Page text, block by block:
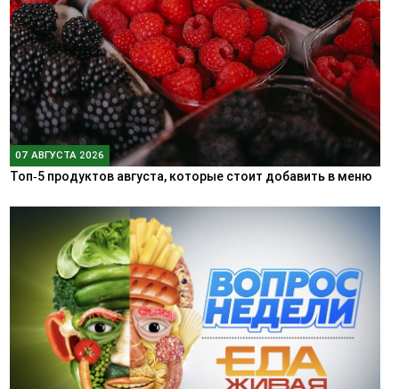
07 АВГУСТА 2026
Топ‑5 продуктов августа, которые стоит добавить в меню